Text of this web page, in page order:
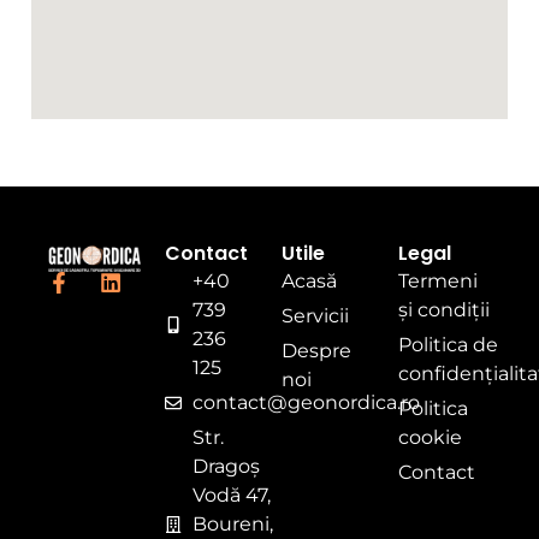
Contact
+40
739
236
125
contact@geonordica.ro
Str.
Dragoș
Vodă 47,
Boureni,
Utile
Acasă
Servicii
Despre
noi
Legal
Termeni
și condiții
Politica de
Politica
cookie
Contact